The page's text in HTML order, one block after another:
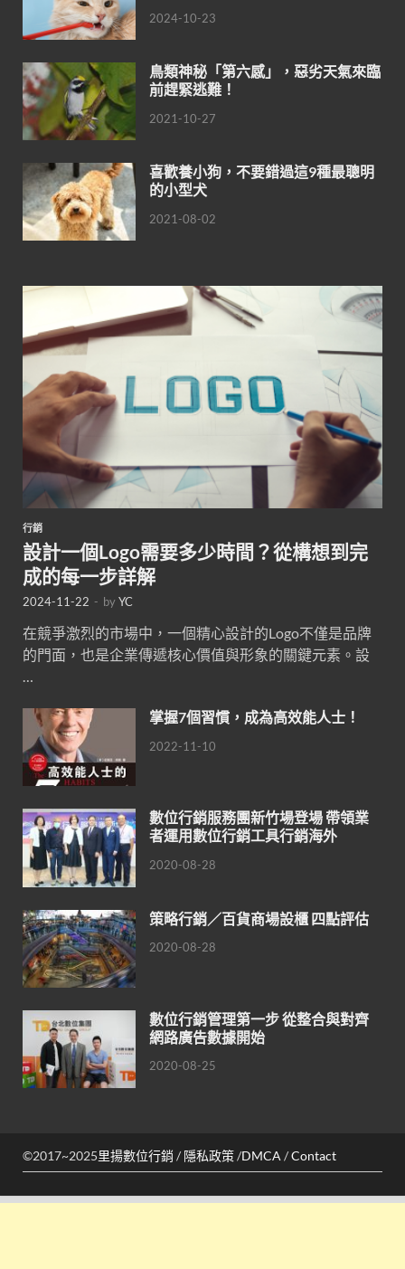
2024-10-23
鳥類神秘「第六感」，惡劣天氣來臨
前趕緊逃難！
2021-10-27
喜歡養小狗，不要錯過這9種最聰明
的小型犬
2021-08-02
行銷
設計一個Logo需要多少時間？從構想到完
成的每一步詳解
2024-11-22 - byYC
在競爭激烈的市場中，一個精心設計的Logo不僅是品牌
的門面，也是企業傳遞核心價值與形象的關鍵元素。設
…
掌握7個習慣，成為高效能人士！
2022-11-10
數位行銷服務團新竹場登場 帶領業
者運用數位行銷工具行銷海外
2020-08-28
策略行銷／百貨商場設櫃 四點評估
2020-08-28
數位行銷管理第一步 從整合與對齊
網路廣告數據開始
2020-08-25
©2017~2025里揚數位行銷 / 隱私政策/DMCA /Contact